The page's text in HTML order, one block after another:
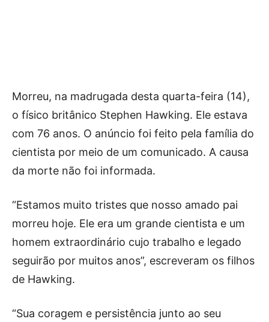
Morreu, na madrugada desta quarta-feira (14),
o físico britânico Stephen Hawking. Ele estava
com 76 anos. O anúncio foi feito pela família do
cientista por meio de um comunicado. A causa
da morte não foi informada.
“Estamos muito tristes que nosso amado pai
morreu hoje. Ele era um grande cientista e um
homem extraordinário cujo trabalho e legado
seguirão por muitos anos”, escreveram os filhos
de Hawking.
“Sua coragem e persistência junto ao seu